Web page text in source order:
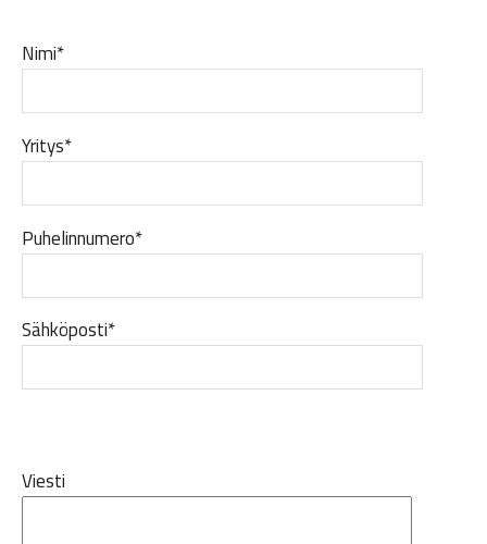
Nimi*
Yritys*
Puhelinnumero*
Sähköposti*
Viesti